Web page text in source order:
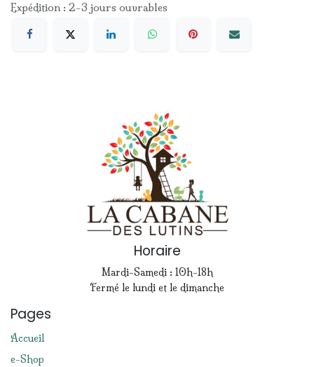
Expédition : 2-3 jours ouvrables
Horaire
Mardi-Samedi : 10h-18h
Fermé le lundi et le dimanche
Pages
Accueil
e-Shop